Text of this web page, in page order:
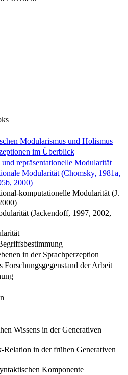
Modularismus und Holismus
im Überblick
repräsentationelle Modularität
Modularität (Chomsky, 1981a,
2000)
komputationelle Modularität (J.
(Jackendoff, 1997, 2002,
in der Sprachperzeption
Forschungsgegenstand der Arbeit
Wissens in der Generativen
Relation in der frühen Generativen
Komponente